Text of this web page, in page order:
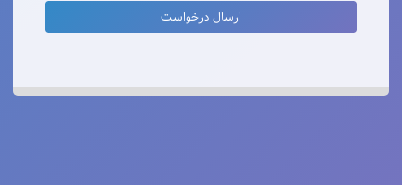
ارسال درخواست